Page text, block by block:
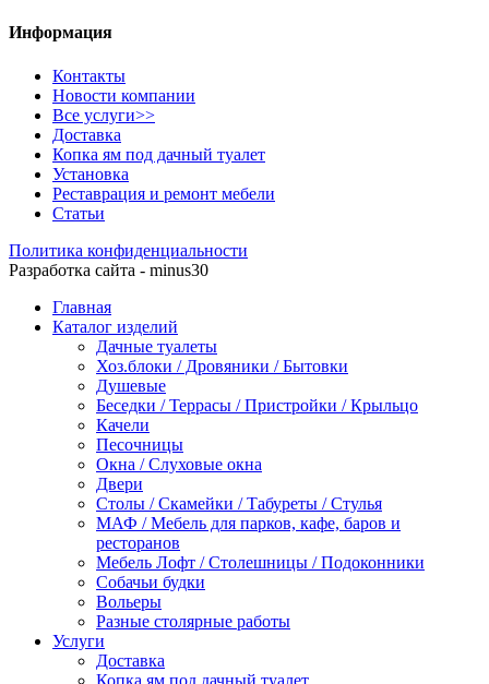
Информация
Контакты
Новости компании
Все услуги>>
Доставка
Копка ям под дачный туалет
Установка
Реставрация и ремонт мебели
Статьи
Политика конфиденциальности
Разработка сайта - minus30
Главная
Каталог изделий
Дачные туалеты
Хоз.блоки / Дровяники / Бытовки
Душевые
Беседки / Террасы / Пристройки / Крыльцо
Качели
Песочницы
Окна / Слуховые окна
Двери
Столы / Скамейки / Табуреты / Стулья
МАФ / Мебель для парков, кафе, баров и
ресторанов
Мебель Лофт / Столешницы / Подоконники
Собачьи будки
Вольеры
Разные столярные работы
Услуги
Доставка
Копка ям под дачный туалет